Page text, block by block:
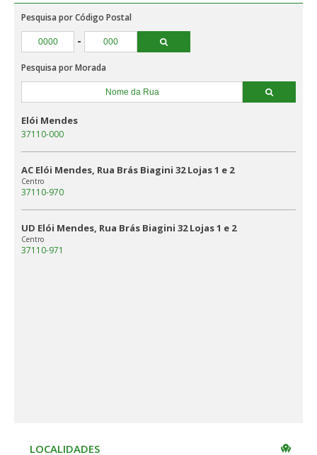
Pesquisa por Código Postal
-
Pesquisa por Morada
Elói Mendes
37110-000
AC Elói Mendes, Rua Brás Biagini 32 Lojas 1 e 2
Centro
37110-970
UD Elói Mendes, Rua Brás Biagini 32 Lojas 1 e 2
Centro
37110-971
LOCALIDADES